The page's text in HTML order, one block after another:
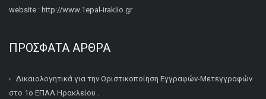
website : http://www.1epal-iraklio.gr
ΠΡΌΣΦΑΤΑ ΆΡΘΡΑ
Δικαιολογητικά για την Οριστικοποίηση Εγγραφών-Μετεγγραφών
στο 1ο ΕΠΑΛ Ηρακλείου .